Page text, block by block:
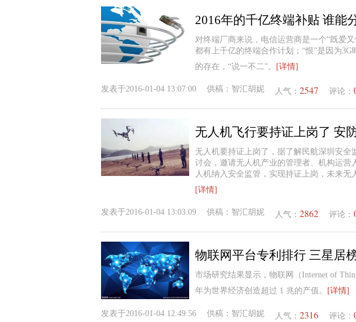
2016年的千亿终端补贴 谁能
对终端厂商来说，电信运营商是一个“既爱
都有上千亿的终端合作计划；“恨”是因为
的存在，“说一不二”。
[详情]
发表于2016-01-04 13:07:00 供稿： 智汇胡妮 人气： 2547 评论：
无人机飞行要持证上岗了 安
无人机要持证上岗了，据了解民航深圳安
讨会，邀请无人机产业的管理者、机构运
人机纳入安全监管，实现持证上岗，未来无
[详情]
发表于2016-01-04 13:03:09 供稿： 智汇胡妮 人气： 2862 评论：
物联网平台专利排行 三星居
市场研究结果显示，物联网（Internet of
年为世界经济创造超过 1 兆的产值。
[详情]
发表于2016-01-04 12:49:56 供稿： 智汇胡妮 人气： 2316 评论：